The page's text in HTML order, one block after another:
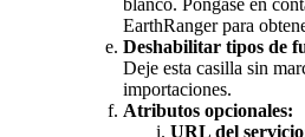
blanco. Póngase en
EarthRanger para
Deshabilitar tipos de
Deje esta casilla sin
importaciones.
Atributos opcionales:
URL del servicio